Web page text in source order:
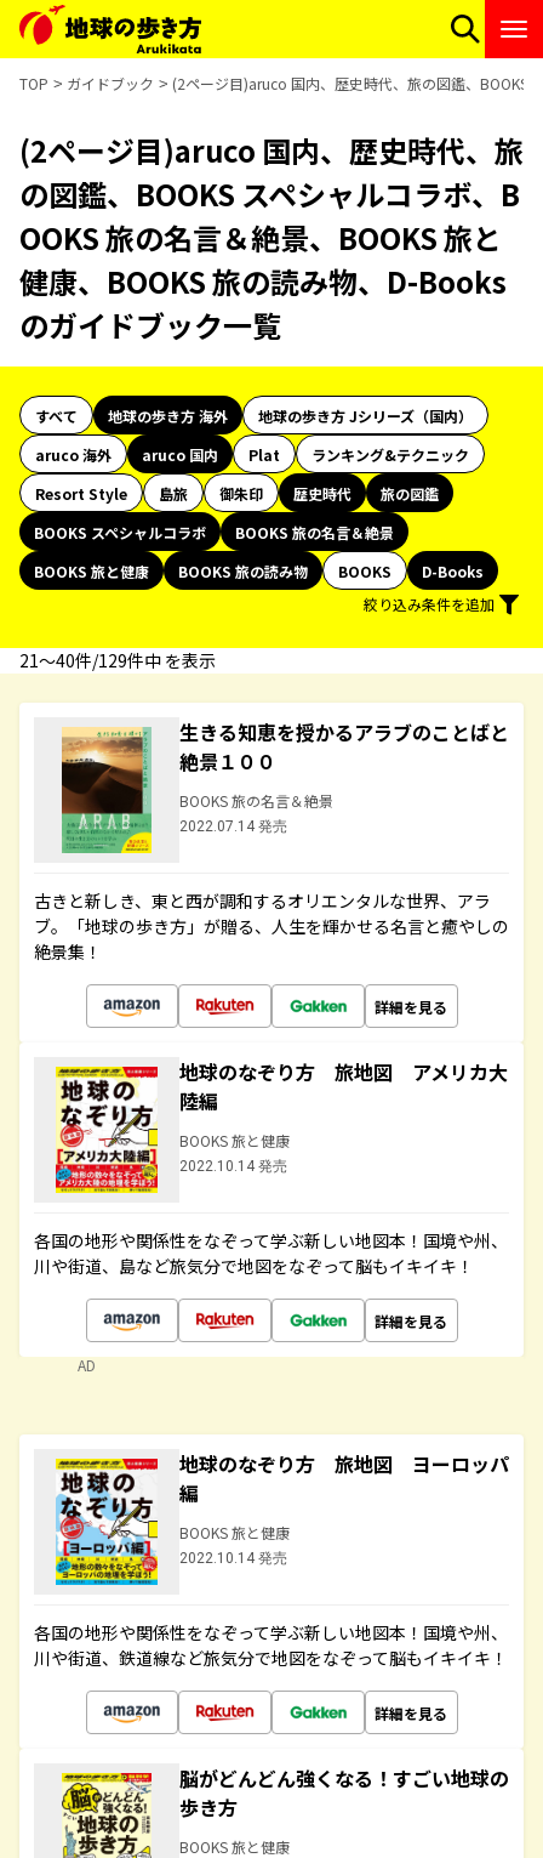
TOP ガイドブック (2ページ目)aruco 国内、歴史時代、旅の図鑑、BOOKS
(2ページ目)aruco 国内、歴史時代、旅
の図鑑、BOOKS スペシャルコラボ、B
OOKS 旅の名言＆絶景、BOOKS 旅と
健康、BOOKS 旅の読み物、D-Books
のガイドブック一覧
すべて 地球の歩き方 海外
地球の歩き方 Jシリーズ（国内）
aruco 海外
aruco 国内 Plat
ランキング&テクニック
Resort Style
島旅 御朱印 歴史時代
旅の図鑑
BOOKS スペシャルコラボ
BOOKS 旅の名言＆絶景
BOOKS 旅と健康
BOOKS 旅の読み物 BOOKS
D-Books
絞り込み条件を追加
21〜40件/129件中 を表示
生きる知恵を授かるアラブのことばと
絶景１００
BOOKS 旅の名言＆絶景
2022.07.14 発売
古きと新しき、東と西が調和するオリエンタルな世界、アラ
ブ。「地球の歩き方」が贈る、人生を輝かせる名言と癒やしの
絶景集！
詳細を見る
地球のなぞり方 旅地図 アメリカ大
陸編
BOOKS 旅と健康
2022.10.14 発売
各国の地形や関係性をなぞって学ぶ新しい地図本！国境や州、
川や街道、島など旅気分で地図をなぞって脳もイキイキ！
詳細を見る
AD
地球のなぞり方 旅地図 ヨーロッパ
編
BOOKS 旅と健康
2022.10.14 発売
各国の地形や関係性をなぞって学ぶ新しい地図本！国境や州、
川や街道、鉄道線など旅気分で地図をなぞって脳もイキイキ！
詳細を見る
脳がどんどん強くなる！すごい地球の
歩き方
BOOKS 旅と健康